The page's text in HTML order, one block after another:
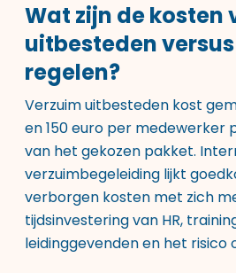
Wat zijn de kosten
uitbesteden
regelen?
Verzuim uitbesteden kost
en 150 euro per medewerker
van het gekozen pakket.
verzuimbegeleiding lijkt
verborgen kosten met zich
tijdsinvestering van HR,
leidinggevenden en het risico